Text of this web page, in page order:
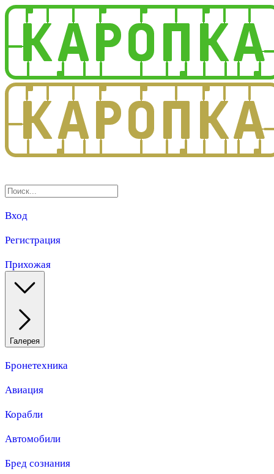
Вход
Регистрация
Прихожая
Галерея
Бронетехника
Авиация
Корабли
Автомобили
Бред сознания